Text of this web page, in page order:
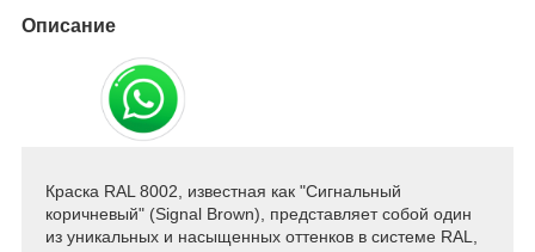
Описание
Краска RAL 8002, известная как "Сигнальный
коричневый" (Signal Brown), представляет собой один
из уникальных и насыщенных оттенков в системе RAL,